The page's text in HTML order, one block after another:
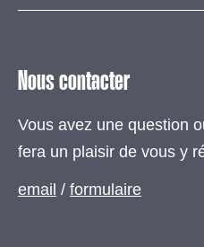
Nous contacter
Vous avez une question
fera un plaisir de vous y
email / formulaire